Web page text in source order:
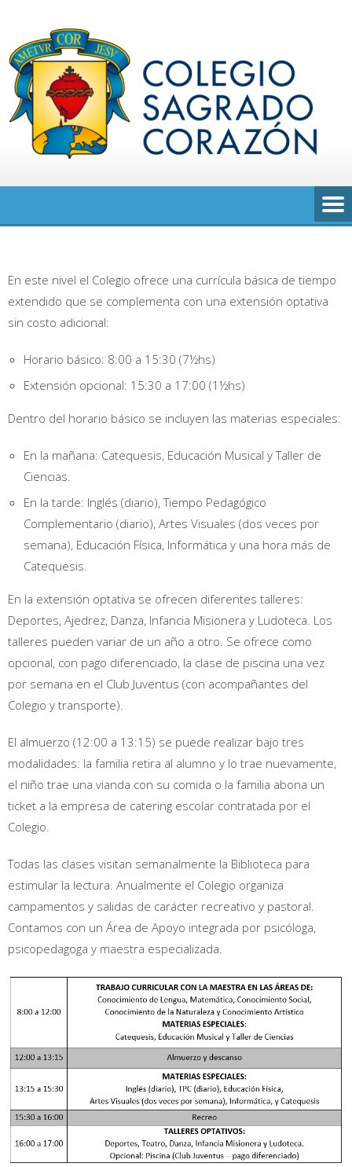
contenido
En este nivel el Colegio ofrece una currícula básica de tiempo
extendido que se complementa con una extensión optativa
sin costo adicional:
Horario básico: 8:00 a 15:30 (7½hs)
Extensión opcional: 15:30 a 17:00 (1½hs)
Dentro del horario básico se incluyen las materias especiales:
En la mañana: Catequesis, Educación Musical y Taller de
Ciencias.
En la tarde: Inglés (diario), Tiempo Pedagógico
Complementario (diario), Artes Visuales (dos veces por
semana), Educación Física, Informática y una hora más de
Catequesis.
En la extensión optativa se ofrecen diferentes talleres:
Deportes, Ajedrez, Danza, Infancia Misionera y Ludoteca. Los
talleres pueden variar de un año a otro. Se ofrece como
opcional, con pago diferenciado, la clase de piscina una vez
por semana en el Club Juventus (con acompañantes del
Colegio y transporte).
El almuerzo (12:00 a 13:15) se puede realizar bajo tres
modalidades: la familia retira al alumno y lo trae nuevamente,
el niño trae una vianda con su comida o la familia abona un
ticket a la empresa de catering escolar contratada por el
Colegio.
Todas las clases visitan semanalmente la Biblioteca para
estimular la lectura. Anualmente el Colegio organiza
campamentos y salidas de carácter recreativo y pastoral.
Contamos con un Área de Apoyo integrada por psicóloga,
psicopedagoga y maestra especializada.